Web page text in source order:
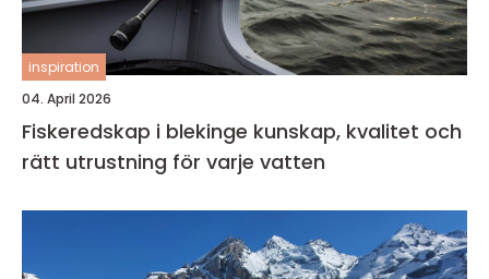
inspiration
04. April 2026
Fiskeredskap i blekinge kunskap, kvalitet och
rätt utrustning för varje vatten